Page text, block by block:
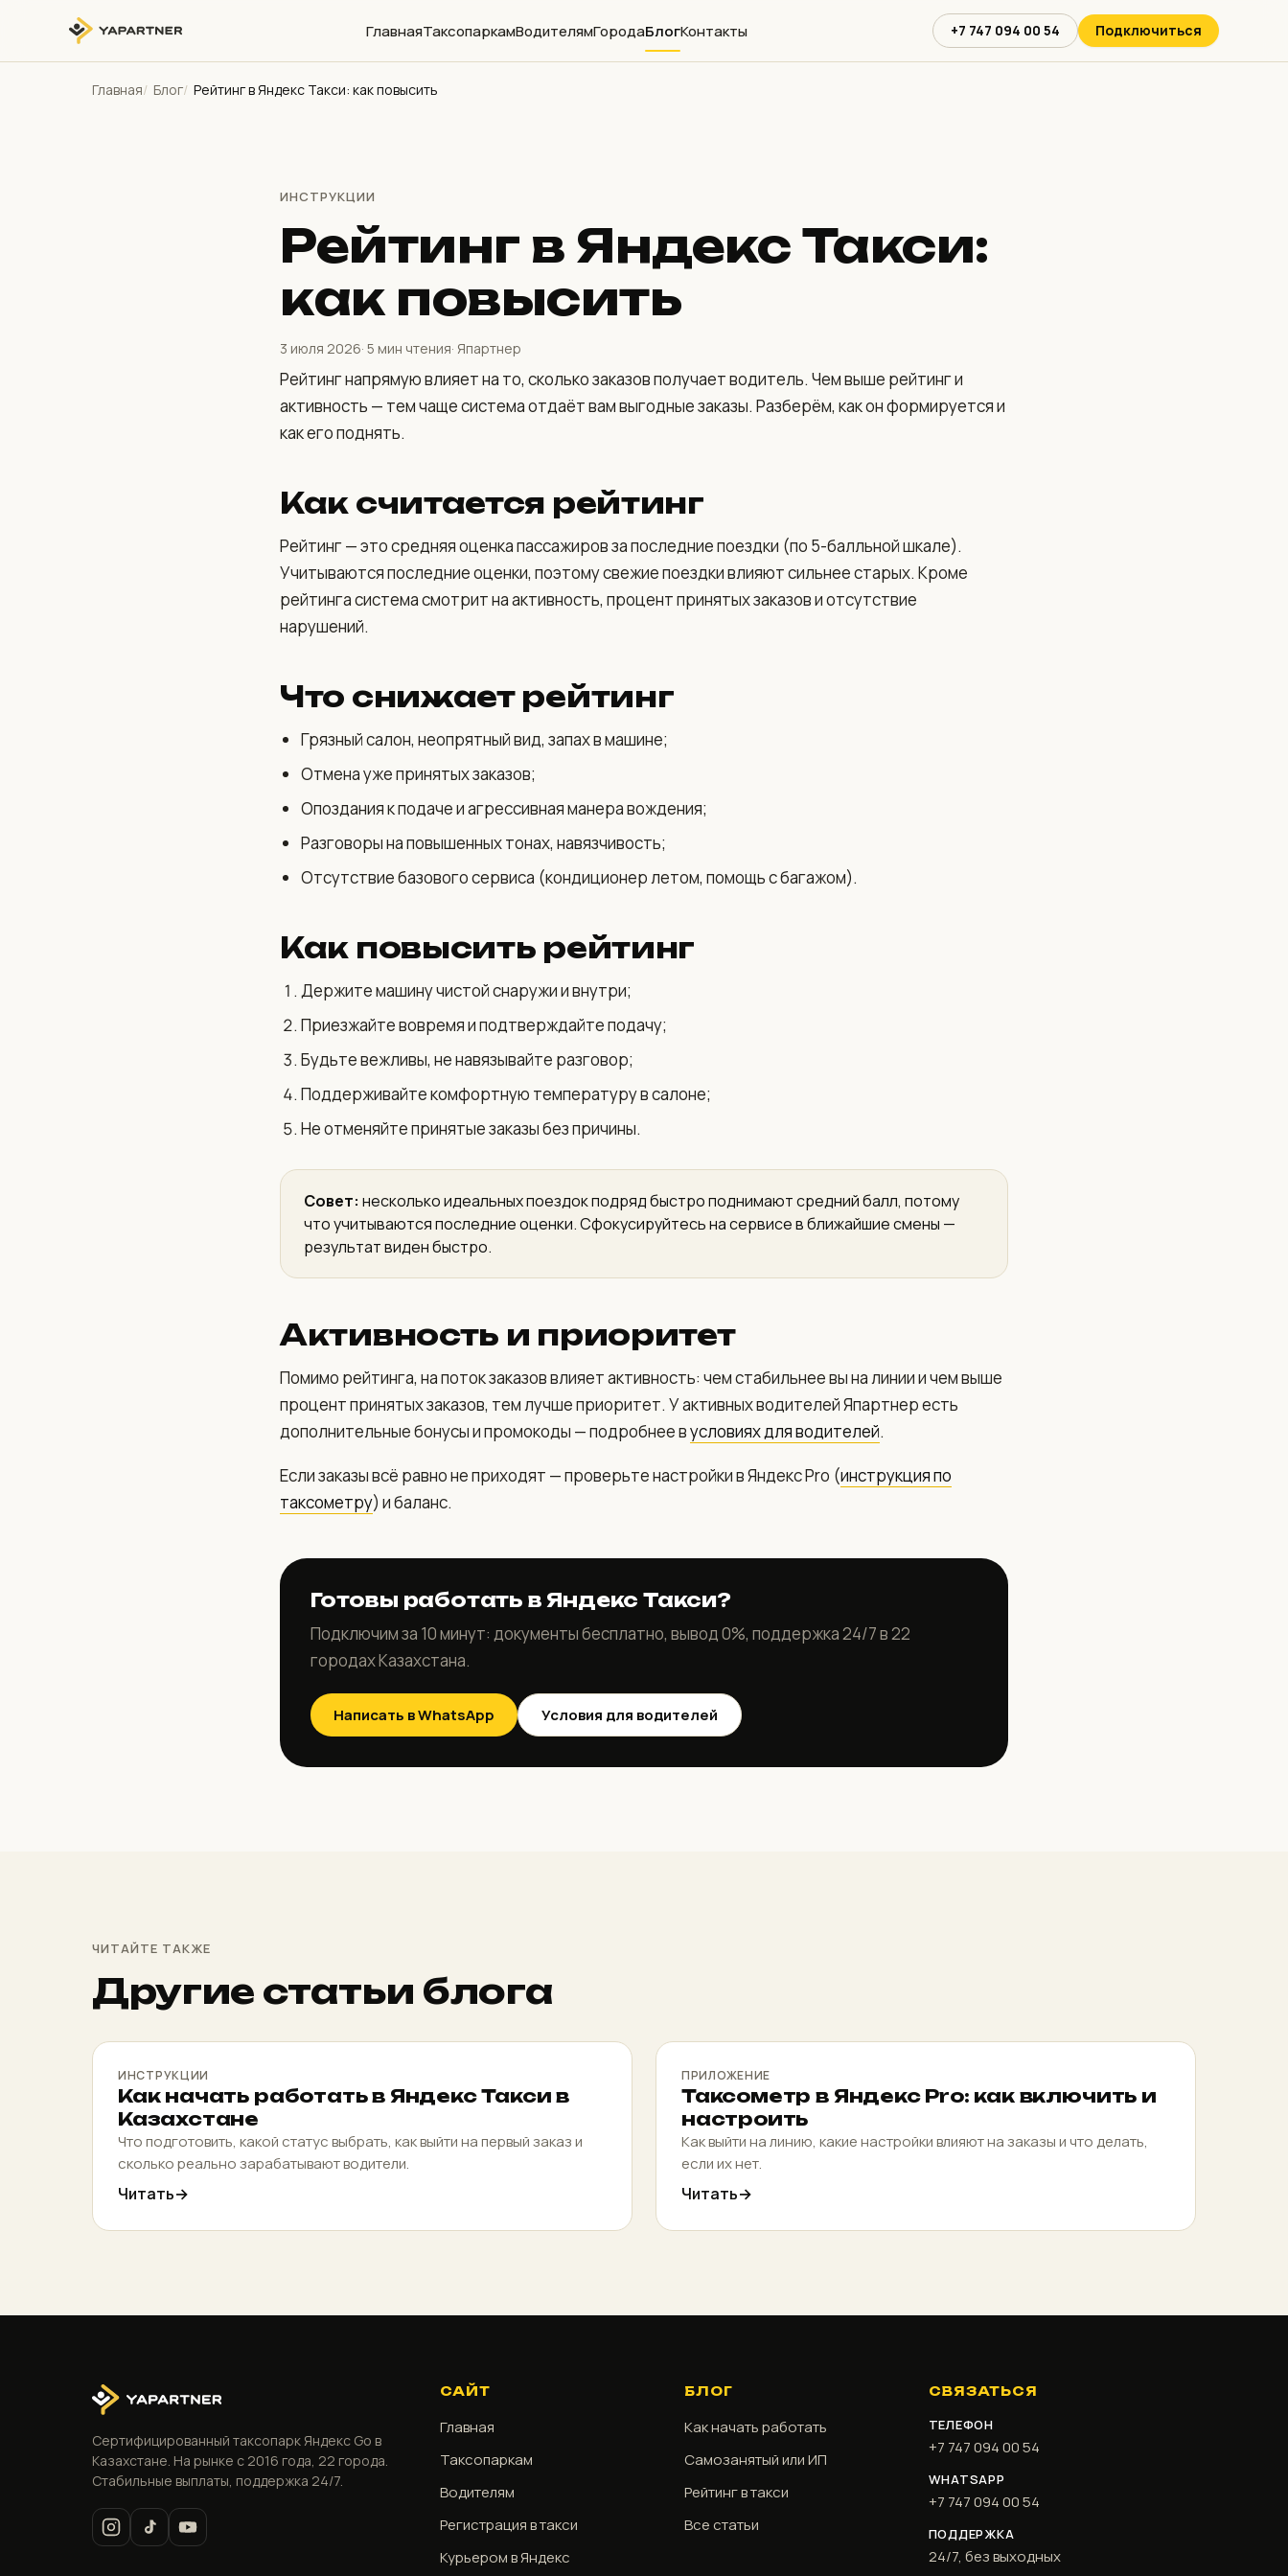
ГлавнаяТаксопаркамВодителямГородаБлогКонтакты +7 747 094 00 54 Подключиться
Главная Блог Рейтинг в Яндекс Такси: как повысить
ИНСТРУКЦИИ
Рейтинг в Яндекс Такси:
как повысить
3 июля 2026· 5 мин чтения· Япартнер
Рейтинг напрямую влияет на то, сколько заказов получает водитель. Чем выше рейтинг и
активность — тем чаще система отдаёт вам выгодные заказы. Разберём, как он формируется и
как его поднять.
Как считается рейтинг
Рейтинг — это средняя оценка пассажиров за последние поездки (по 5-балльной шкале).
Учитываются последние оценки, поэтому свежие поездки влияют сильнее старых. Кроме
рейтинга система смотрит на активность, процент принятых заказов и отсутствие
нарушений.
Что снижает рейтинг
Грязный салон, неопрятный вид, запах в машине;
Отмена уже принятых заказов;
Опоздания к подаче и агрессивная манера вождения;
Разговоры на повышенных тонах, навязчивость;
Отсутствие базового сервиса (кондиционер летом, помощь с багажом).
Как повысить рейтинг
Держите машину чистой снаружи и внутри;
Приезжайте вовремя и подтверждайте подачу;
Будьте вежливы, не навязывайте разговор;
Поддерживайте комфортную температуру в салоне;
Не отменяйте принятые заказы без причины.
Совет: несколько идеальных поездок подряд быстро поднимают средний балл, потому
что учитываются последние оценки. Сфокусируйтесь на сервисе в ближайшие смены —
результат виден быстро.
Активность и приоритет
Помимо рейтинга, на поток заказов влияет активность: чем стабильнее вы на линии и чем выше
процент принятых заказов, тем лучше приоритет. У активных водителей Япартнер есть
дополнительные бонусы и промокоды — подробнее вусловиях для водителей.
Если заказы всё равно не приходят — проверьте настройки в Яндекс Pro (инструкция по
таксометру) и баланс.
Готовы работать в Яндекс Такси?
Подключим за 10 минут: документы бесплатно, вывод 0%, поддержка 24/7 в 22
городах Казахстана.
Написать в WhatsApp Условия для водителей
ЧИТАЙТЕ ТАКЖЕ
Другие статьи блога
ИНСТРУКЦИИ
Как начать работать в Яндекс Такси в
Казахстане
Что подготовить, какой статус выбрать, как выйти на первый заказ и
сколько реально зарабатывают водители.
Читать
ПРИЛОЖЕНИЕ
Таксометр в Яндекс Pro: как включить и
настроить
Как выйти на линию, какие настройки влияют на заказы и что делать,
если их нет.
Читать
Сертифицированный таксопарк Яндекс Go в
Казахстане. На рынке с 2016 года, 22 города.
Стабильные выплаты, поддержка 24/7.
САЙТ
Главная
Таксопаркам
Водителям
Регистрация в такси
Курьером в Яндекс
БЛОГ
Как начать работать
Самозанятый или ИП
Рейтинг в такси
Все статьи
СВЯЗАТЬСЯ
ТЕЛЕФОН
+7 747 094 00 54
WHATSAPP
+7 747 094 00 54
ПОДДЕРЖКА
24/7, без выходных